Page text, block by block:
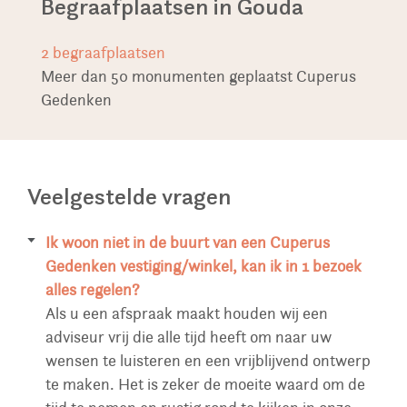
Begraafplaatsen in Gouda
2 begraafplaatsen
Meer dan 50 monumenten geplaatst Cuperus
Gedenken
Veelgestelde vragen
Ik woon niet in de buurt van een Cuperus
Gedenken vestiging/winkel, kan ik in 1 bezoek
alles regelen?
Als u een afspraak maakt houden wij een
adviseur vrij die alle tijd heeft om naar uw
wensen te luisteren en een vrijblijvend ontwerp
te maken. Het is zeker de moeite waard om de